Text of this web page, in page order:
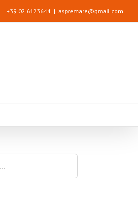
+39 02 6123644 | aspremare@gmail.com